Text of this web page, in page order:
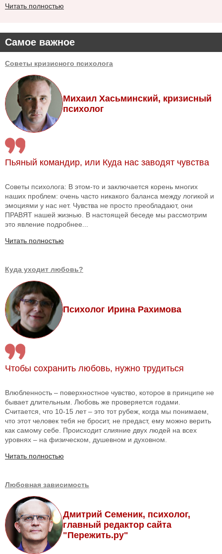
Самое важное
Советы кризисного психолога
Михаил Хасьминский, кризисный
психолог
Пьяный командир, или Куда нас заводят чувства
Советы психолога: В этом-то и заключается корень многих
наших проблем: очень часто никакого баланса между логикой и
эмоциями у нас нет. Чувства не просто преобладают, они
ПРАВЯТ нашей жизнью. В настоящей беседе мы рассмотрим
это явление подробнее...
Читать полностью
Куда уходит любовь?
Психолог Ирина Рахимова
Чтобы сохранить любовь, нужно трудиться
Влюбленность – поверхностное чувство, которое в принципе не
бывает длительным. Любовь же проверяется годами.
Считается, что 10-15 лет – это тот рубеж, когда мы понимаем,
что этот человек тебя не бросит, не предаст, ему можно верить
как самому себе. Происходит слияние двух людей на всех
уровнях – на физическом, душевном и духовном.
Читать полностью
Любовная зависимость
Дмитрий Семеник, психолог,
главный редактор сайта
"Пережить.ру"
Читать полностью